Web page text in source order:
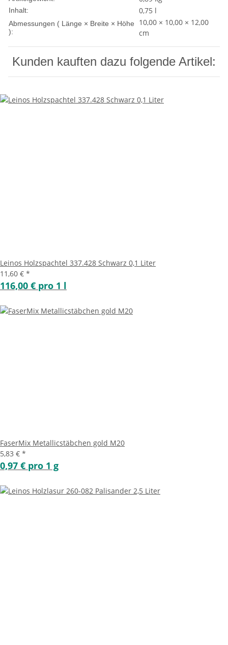
Inhalt: 0,75 l
Abmessungen ( Länge × Breite × Höhe
):
10,00 × 10,00 × 12,00
cm
Kunden kauften dazu folgende Artikel:
Leinos Holzspachtel 337.428 Schwarz 0,1 Liter
11,60 € *
116,00 € pro 1 l
FaserMix Metallicstäbchen gold M20
5,83 € *
0,97 € pro 1 g